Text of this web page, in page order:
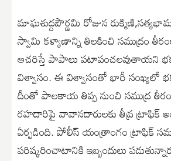
మాఘశుద్దపౌర్ణమి రోజున
స్వామి కళ్యాణాన్ని తిలకించి సముద్రం
ఆచరిస్తే పాపాలు పటాపంచలవుతాయని
విశ్వాసం. ఈ విశ్వాసంతో భారీ సంఖ్యలో
దీంతో పాలకాయ తిప్ప నుంచి సముద్ర తీరం
రహదారిపై వావానదారులకు తీవ్ర ట్రాఫిక్
ఏర్పడింది. పోలీస్ యంత్రాంగం ట్రాఫిక్
పరిష్కరించాటానికి ఇబ్బందులు